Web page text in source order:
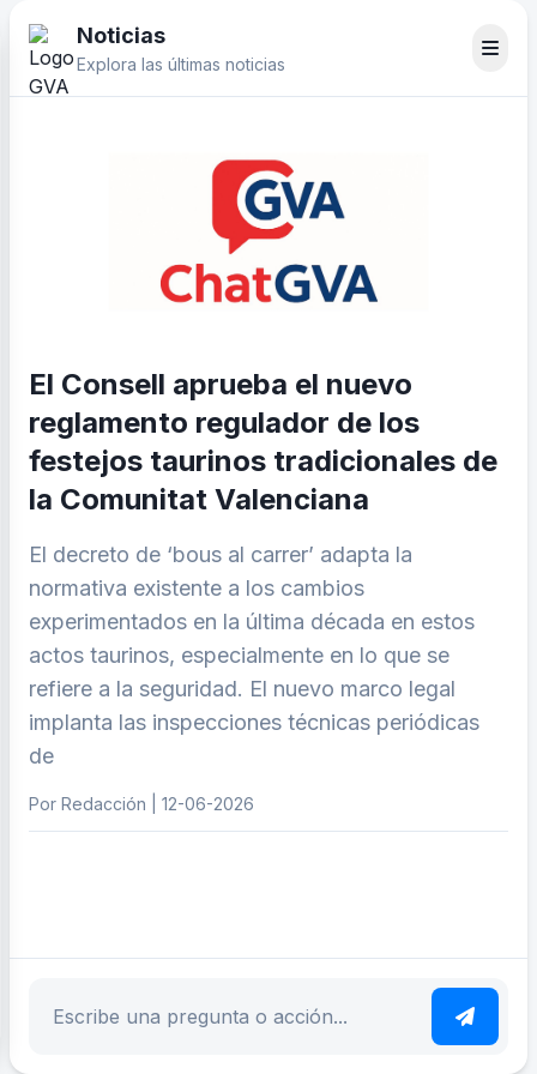
Noticias
Explora las últimas noticias
El Consell aprueba el nuevo
reglamento regulador de los
festejos taurinos tradicionales de
la Comunitat Valenciana
El decreto de ‘bous al carrer’ adapta la
normativa existente a los cambios
experimentados en la última década en estos
actos taurinos, especialmente en lo que se
refiere a la seguridad. El nuevo marco legal
implanta las inspecciones técnicas periódicas
de
Por Redacción | 12-06-2026
Escribe tu pregunta